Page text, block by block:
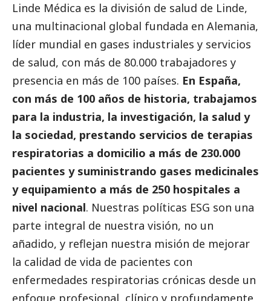
Linde Médica es la división de salud de Linde,
una multinacional global fundada en Alemania,
líder mundial en gases industriales y servicios
de salud, con más de 80.000 trabajadores y
presencia en más de 100 países. En España,
con más de 100 años de historia, trabajamos
para la industria, la investigación, la salud y
la sociedad, prestando servicios de terapias
respiratorias a domicilio a más de 230.000
pacientes y suministrando gases medicinales
y equipamiento a más de 250 hospitales a
nivel nacional. Nuestras políticas ESG son una
parte integral de nuestra visión, no un
añadido, y reflejan nuestra misión de mejorar
la calidad de vida de pacientes con
enfermedades respiratorias crónicas desde un
enfoque profesional, clínico y profundamente